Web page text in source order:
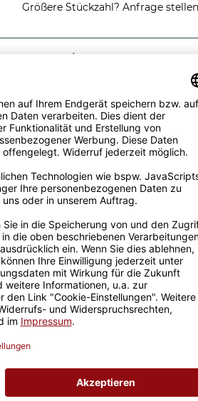
Größere Stückzahl? Anfrage
Passende Verpackungen
Geschenkverpackung 1
Tasse mit Fenster
2,50 €
für
Grußkarten zum Verschenken